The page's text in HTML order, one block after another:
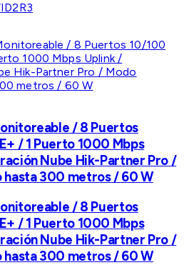
/ 8 Puertos
/ 1 Puerto 1000 Mbps
Nube Hik-Partner Pro /
hasta 300 metros / 60 W
/ 8 Puertos
/ 1 Puerto 1000 Mbps
Nube Hik-Partner Pro /
hasta 300 metros / 60 W